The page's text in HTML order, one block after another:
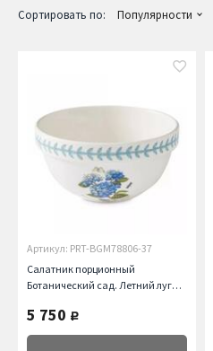
Сортировать по: Популярности
Артикул: PRT-BGM78806-37
Салатник порционный
Ботанический сад. Летний луг
5 750 руб.